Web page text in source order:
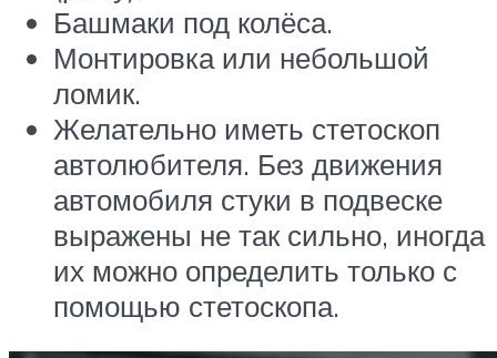
Башмаки под колёса.
Монтировка или небольшой
ломик.
Желательно иметь стетоскоп
автолюбителя. Без движения
автомобиля стуки в подвеске
выражены не так сильно, иногда
их можно определить только с
помощью стетоскопа.